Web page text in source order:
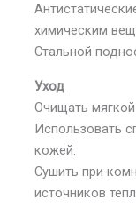
химическим
Стальной
Уход
Очищать
Использовать
кожей.
Сушить при
источников